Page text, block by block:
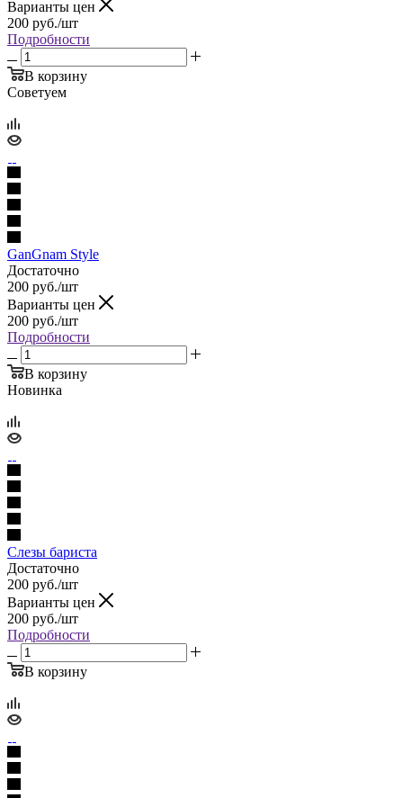
Варианты цен
200 руб./шт
Подробности
В корзину
Советуем
GanGnam Style
Достаточно
200 руб./шт
Варианты цен
200 руб./шт
Подробности
В корзину
Новинка
Слезы бариста
Достаточно
200 руб./шт
Варианты цен
200 руб./шт
Подробности
В корзину